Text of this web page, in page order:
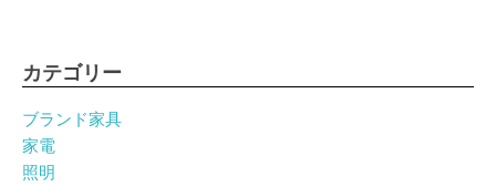
カテゴリー
ブランド家具
家電
照明